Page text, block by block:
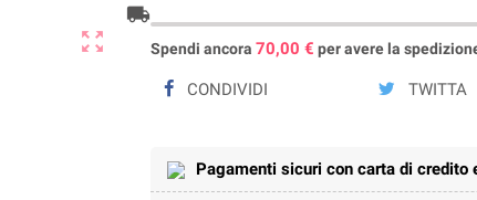
zoom_out_map
local_shipping
Spendi ancora 70,00 € per avere la
CONDIVIDI TWITTA
Pagamenti sicuri con carta di credito